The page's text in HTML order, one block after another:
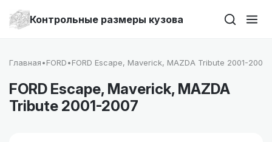
Контрольные размеры кузова
Главная•FORD•FORD Escape, Maverick, MAZDA Tribute 2001-2007
FORD Escape, Maverick, MAZDA
Tribute 2001-2007